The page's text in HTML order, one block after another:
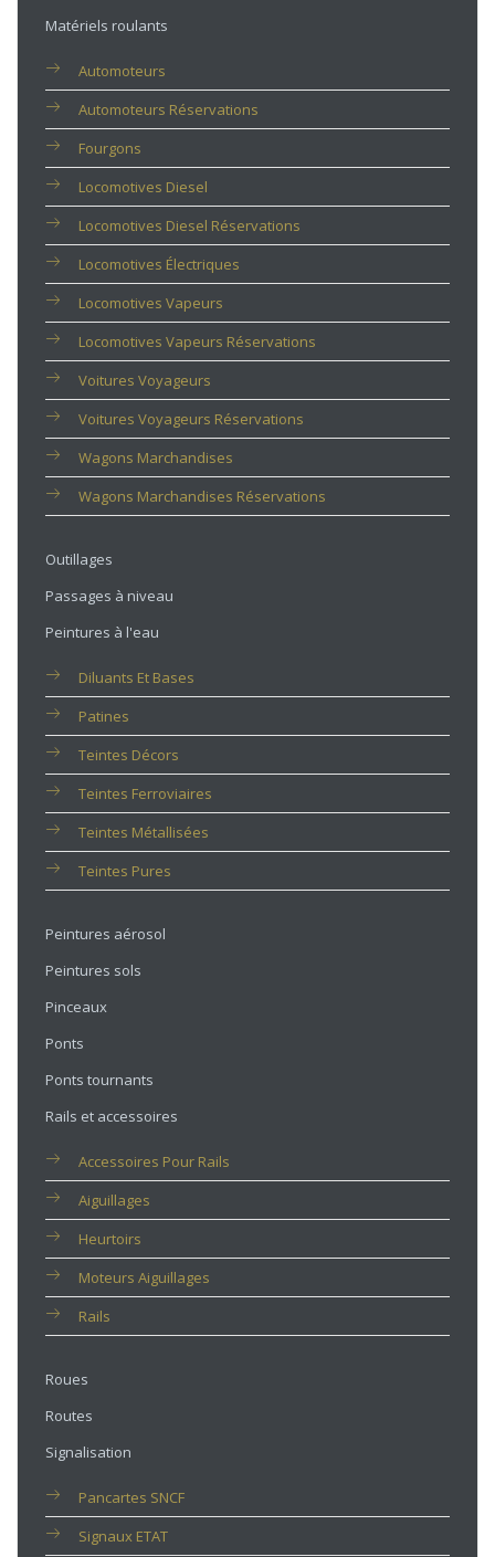
Matériels roulants
Automoteurs
Automoteurs Réservations
Fourgons
Locomotives Diesel
Locomotives Diesel Réservations
Locomotives Électriques
Locomotives Vapeurs
Locomotives Vapeurs Réservations
Voitures Voyageurs
Voitures Voyageurs Réservations
Wagons Marchandises
Wagons Marchandises Réservations
Outillages
Passages à niveau
Peintures à l'eau
Diluants Et Bases
Patines
Teintes Décors
Teintes Ferroviaires
Teintes Métallisées
Teintes Pures
Peintures aérosol
Peintures sols
Pinceaux
Ponts
Ponts tournants
Rails et accessoires
Accessoires Pour Rails
Aiguillages
Heurtoirs
Moteurs Aiguillages
Rails
Roues
Routes
Signalisation
Pancartes SNCF
Signaux ETAT